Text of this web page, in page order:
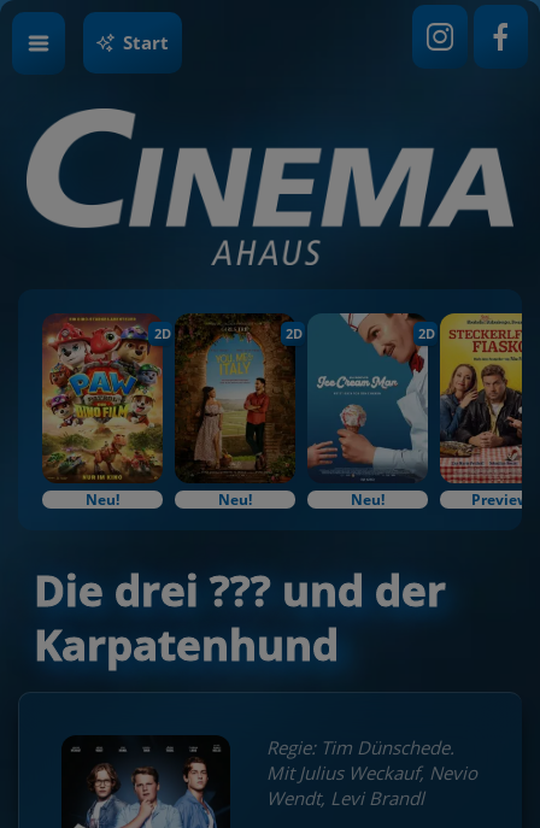
Start
2D
Neu!
2D
Neu!
2D
Neu! Preview
Die drei ??? und der
Karpatenhund
Regie: Tim Dünschede.
Mit Julius Weckauf, Nevio
Wendt, Levi Brandl